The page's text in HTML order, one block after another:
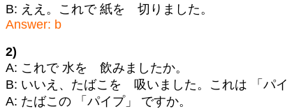
B: ええ。これで 紙を 切りました。
Answer: b
2)
A: これで 水を 飲みましたか。
B: いいえ、たばこを 吸いました。これは 「パイ
A: たばこの 「パイプ」 ですか。